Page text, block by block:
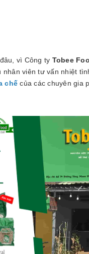
vì Công ty Tobee
viên tư vấn nhiệt
chế của các chuyên gia